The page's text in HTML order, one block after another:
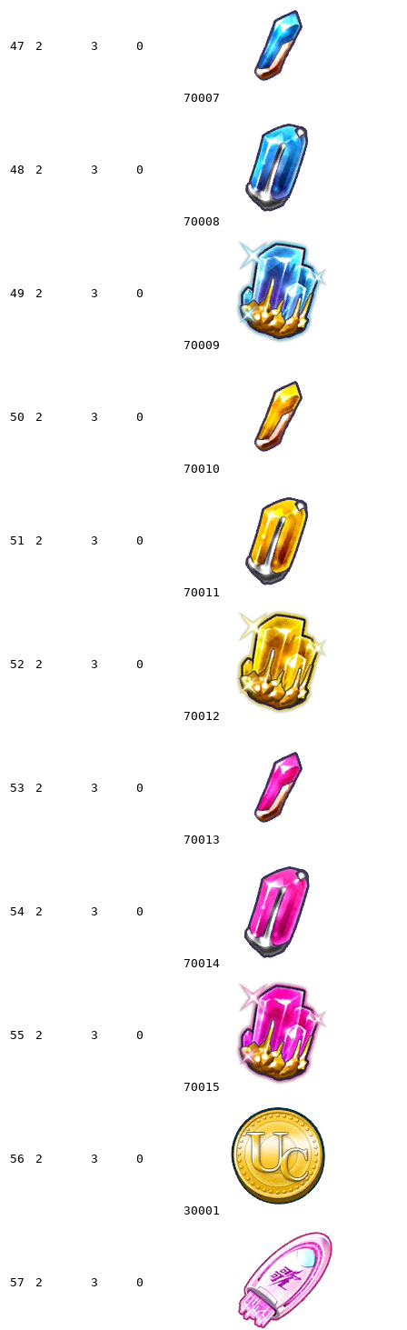
47 2 3 0
70007
48 2 3 0
70008
49 2 3 0
70009
50 2 3 0
70010
51 2 3 0
70011
52 2 3 0
70012
53 2 3 0
70013
54 2 3 0
70014
55 2 3 0
70015
56 2 3 0
30001
57 2 3 0